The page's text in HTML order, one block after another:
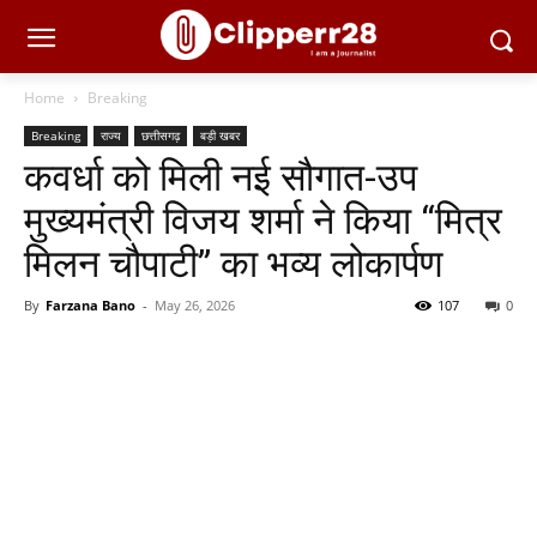
Home Breaking
Breaking राज्य छत्तीसगढ़ बड़ी खबर
कवर्धा को मिली नई सौगात-उप
मुख्यमंत्री विजय शर्मा ने किया “मित्र
मिलन चौपाटी” का भव्य लोकार्पण
By Farzana Bano - May 26, 2026 0
107